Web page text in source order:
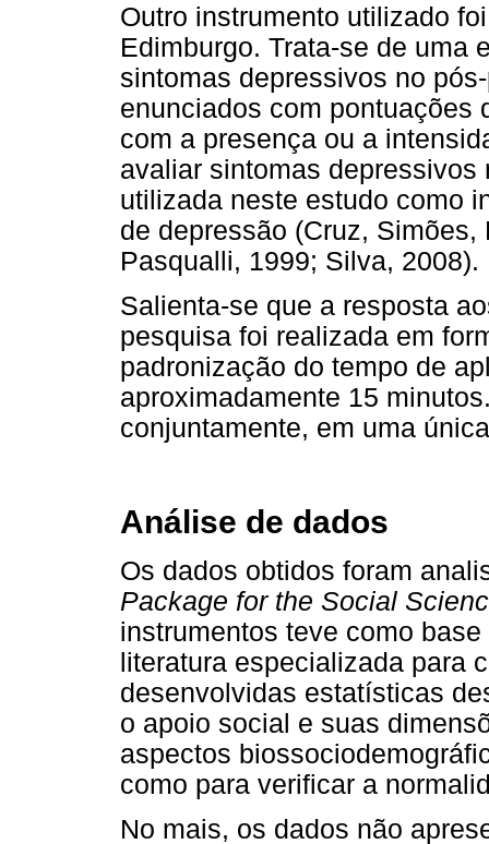
Outro instrumento utilizado
Edimburgo. Trata-se de uma
sintomas depressivos no
enunciados com pontuações
com a presença ou a
avaliar sintomas depressivos
utilizada neste estudo como
de depressão (Cruz,
Pasqualli, 1999; Silva, 2008).
Salienta-se que a resposta
pesquisa foi realizada em
padronização do tempo de
aproximadamente 15
conjuntamente, em uma
Análise de dados
Os dados obtidos foram
Package for the Social
instrumentos teve como
literatura especializada para
desenvolvidas estatísticas
o apoio social e suas
aspectos
como para verificar a
No mais, os dados não